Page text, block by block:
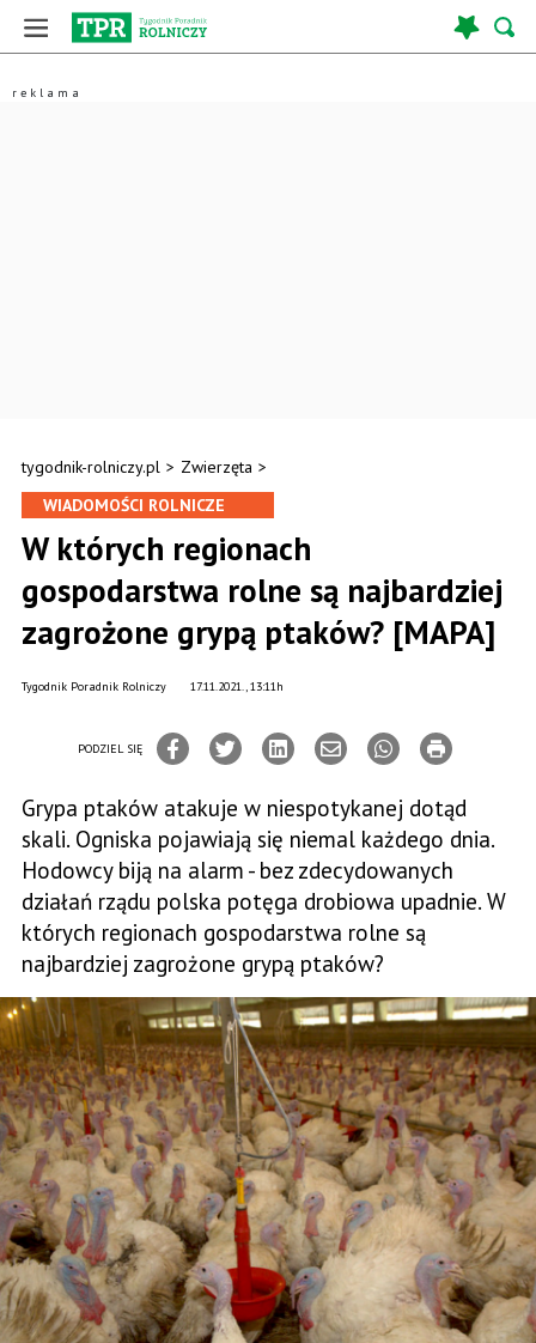
tygodnik-rolniczy.pl > Zwierzęta >
WIADOMOŚCI ROLNICZE
W których regionach
gospodarstwa rolne są najbardziej
zagrożone grypą ptaków? [MAPA]
17.11.2021., 13:11h
Tygodnik Poradnik Rolniczy
PODZIEL SIĘ
Grypa ptaków atakuje w niespotykanej dotąd
skali. Ogniska pojawiają się niemal każdego dnia.
Hodowcy biją na alarm - bez zdecydowanych
działań rządu polska potęga drobiowa upadnie. W
których regionach gospodarstwa rolne są
najbardziej zagrożone grypą ptaków?